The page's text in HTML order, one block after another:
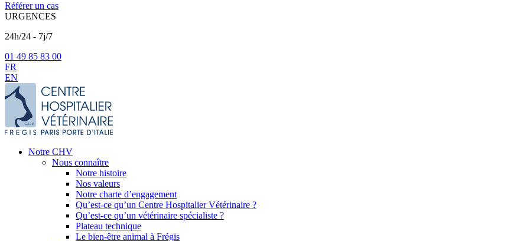
Référer un cas
URGENCES
24h/24 - 7j/7
01 49 85 83 00
FR
EN
Notre CHV
Nous connaître
Notre histoire
Nos valeurs
Notre charte d’engagement
Qu’est-ce qu’un Centre Hospitalier Vétérinaire ?
Qu’est-ce qu’un vétérinaire spécialiste ?
Plateau technique
Le bien-être animal à Frégis